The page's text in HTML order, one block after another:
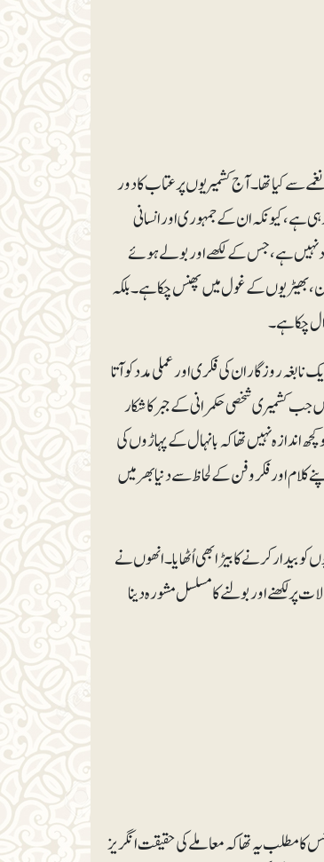
سے کیا تھا۔آج کشمیریوں پر عتاب کا دور
(۱۹۳۲ء)کی ضرورت محسو س کی جارہی ہے، کیونکہ ان کے جمہوری اور انسانی
نہیں ہے،جس کے لکھے اور بولے ہوئے
بھیڑیوں کے غول میں پھنس چکا ہے۔ بلکہ
چکا ہے۔
روزگار ان کی فکری اور عملی مدد کو آتا
جب کشمیری شخصی حکمرانی کے جبر کا شکار
اندازہ نہیں تھا کہ بانہال کے پہاڑوں کی
اور فکر وفن کے لحاظ سے دنیا بھر میں
بیدار کرنے کا بیڑا بھی اُٹھایا۔انھوں نے
لکھنے اور بولنے کا مسلسل مشورہ دینا
کا مطلب یہ تھا کہ معاملے کی حقیقت انگریز